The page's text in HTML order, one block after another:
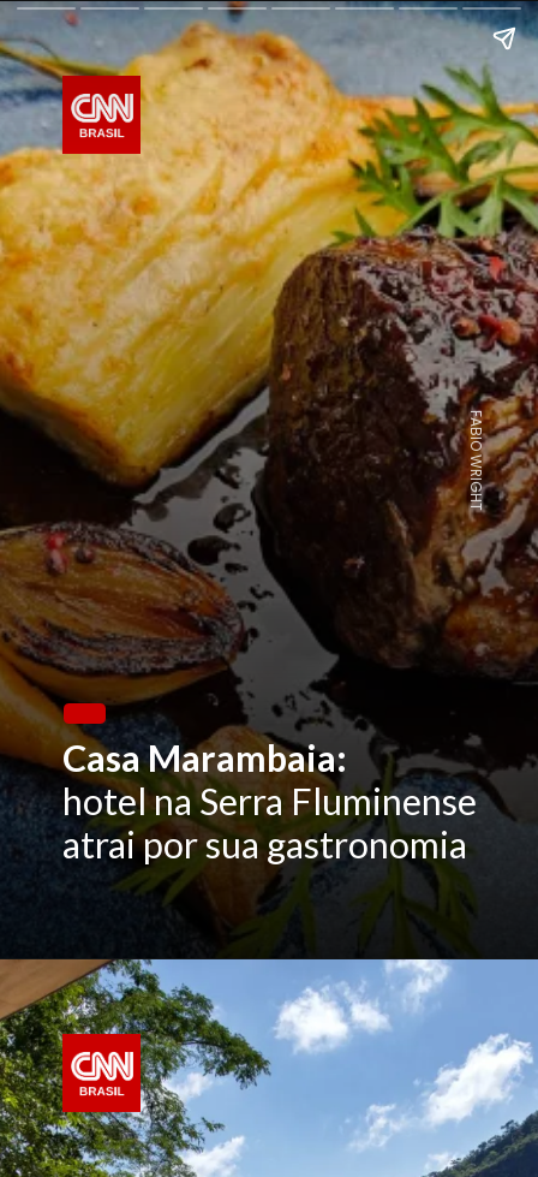
Casa Marambaia:
hotel na Serra Fluminense
atrai por sua gastronomia
FABIO WRIGHT